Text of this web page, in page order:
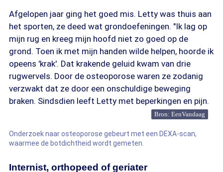
Afgelopen jaar ging het goed mis. Letty was thuis aan
het sporten, ze deed wat grondoefeningen. "Ik lag op
mijn rug en kreeg mijn hoofd niet zo goed op de
grond. Toen ik met mijn handen wilde helpen, hoorde ik
opeens 'krak'. Dat krakende geluid kwam van drie
rugwervels. Door de osteoporose waren ze zodanig
verzwakt dat ze door een onschuldige beweging
braken. Sindsdien leeft Letty met beperkingen en pijn.
Bron: EenVandaag
Onderzoek naar osteoporose gebeurt met een DEXA-scan,
waarmee de botdichtheid wordt gemeten.
Internist, orthopeed of geriater